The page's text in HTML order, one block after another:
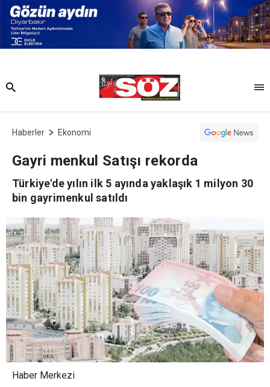
Haberler Ekonomi
Gayri menkul Satışı rekorda
Türkiye'de yılın ilk 5 ayında yaklaşık 1 milyon 30
bin gayrimenkul satıldı
Haber Merkezi